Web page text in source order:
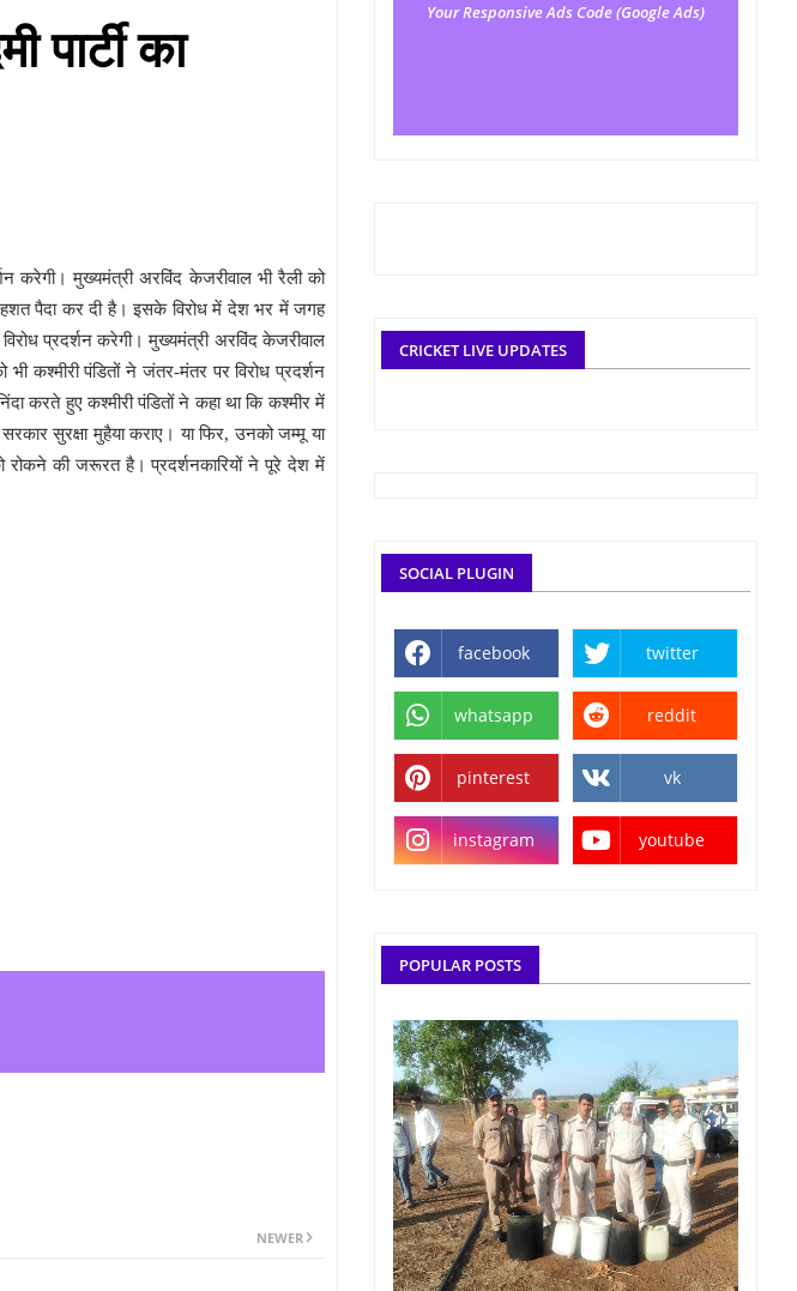
का
करेगी। मुख्यमंत्री अरविंद केजरीवाल भी रैली को
पैदा कर दी है। इसके विरोध में देश भर में जगह
प्रदर्शन करेगी। मुख्यमंत्री अरविंद केजरीवाल
कश्मीरी पंडितों ने जंतर-मंतर पर विरोध प्रदर्शन
करते हुए कश्मीरी पंडितों ने कहा था कि कश्मीर में
सुरक्षा मुहैया कराए। या फिर, उनको जम्मू या
रोकने की जरूरत है। प्रदर्शनकारियों ने पूरे देश में
NEWER
Your Responsive Ads Code (Google Ads)
CRICKET LIVE UPDATES
SOCIAL PLUGIN
facebook twitter
whatsapp reddit
pinterest vk
instagram youtube
POPULAR POSTS